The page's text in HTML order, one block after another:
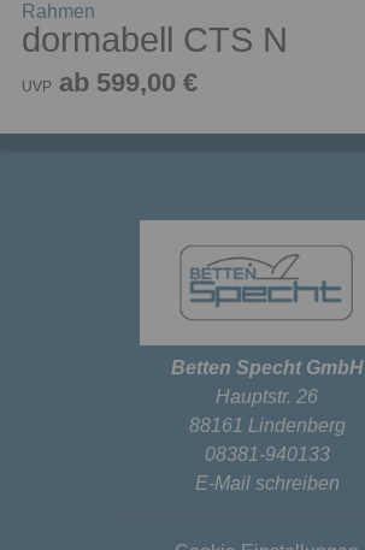
Rahmen
dormabell CTS N
UVP ab 599,00 €
Betten Specht GmbH
Hauptstr. 26
88161 Lindenberg
08381-940133
E-Mail schreiben